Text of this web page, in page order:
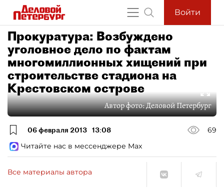
Войти
Прокуратура: Возбуждено
уголовное дело по фактам
многомиллионных хищений при
строительстве стадиона на
Крестовском острове
Автор фото:Деловой Петербург
06 февраля 2013 13:08
69
Читайте нас в мессенджере Max
Все материалы автора